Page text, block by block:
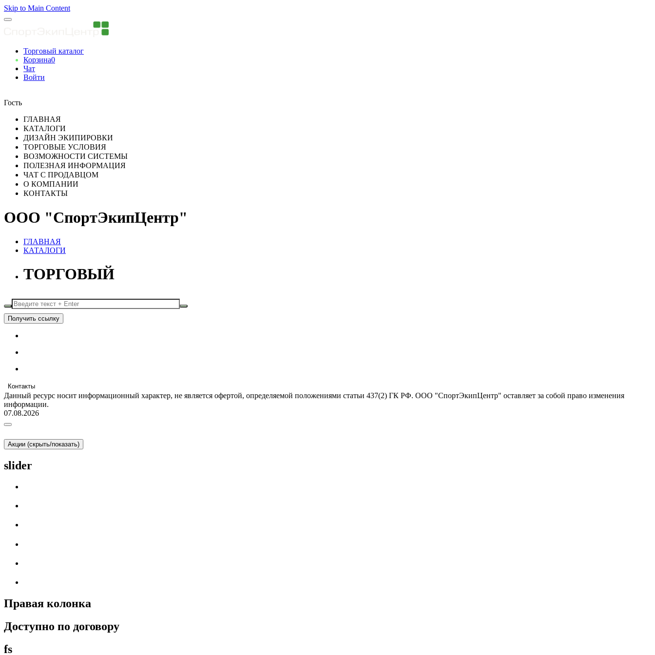
Skip to Main Content
Торговый каталог
Корзина0
Чат
Войти
Гость
ГЛАВНАЯ
КАТАЛОГИ
ДИЗАЙН ЭКИПИРОВКИ
ТОРГОВЫЕ УСЛОВИЯ
ВОЗМОЖНОСТИ СИСТЕМЫ
ПОЛЕЗНАЯ ИНФОРМАЦИЯ
ЧАТ С ПРОДАВЦОМ
О КОМПАНИИ
КОНТАКТЫ
ООО "СпортЭкипЦентр"
ГЛАВНАЯ
КАТАЛОГИ
ТОРГОВЫЙ
Получить ссылку
Контакты
Данный ресурс носит информационный характер, не является офертой, определяемой положениями статьи 437(2) ГК РФ. ООО "СпортЭкипЦентр" оставляет за собой право изменения
информации.
07.08.2026
Акции (скрыть/показать)
slider
Правая колонка
Доступно по договору
fs